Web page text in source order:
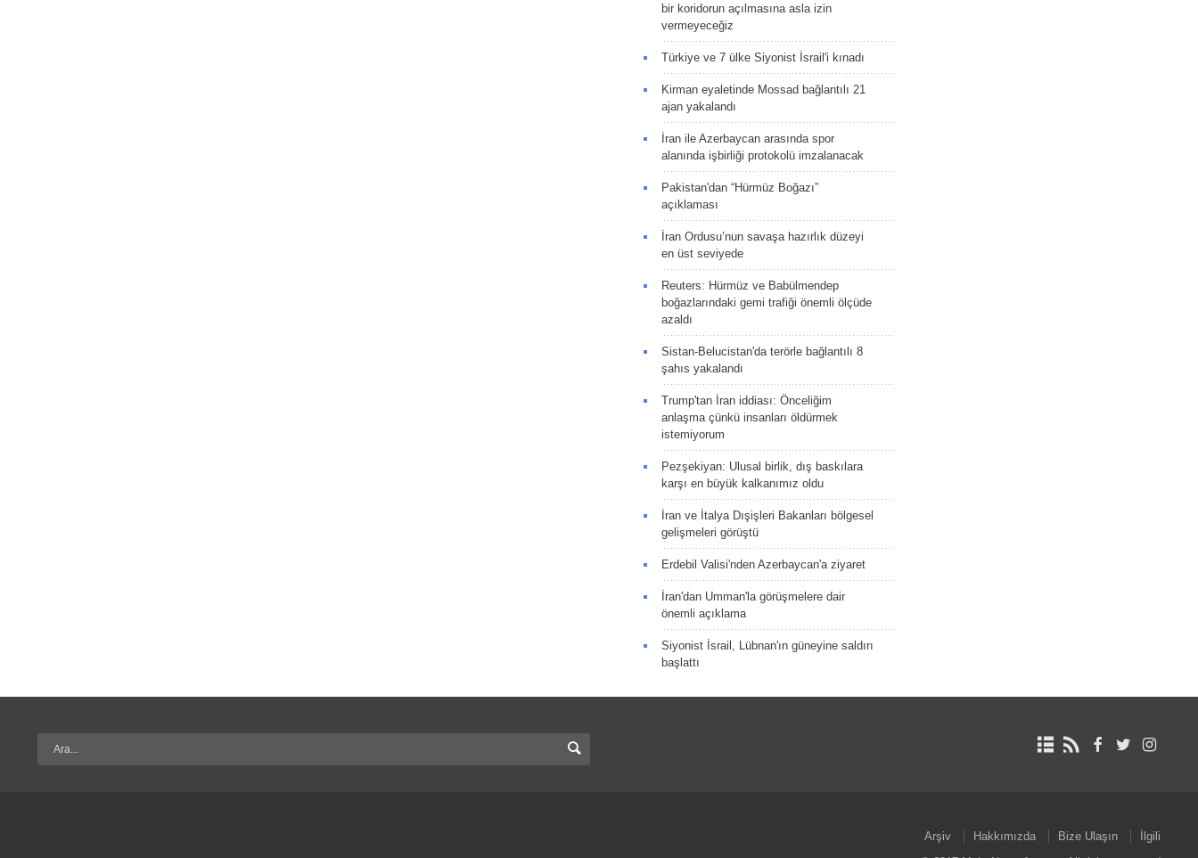
bir koridorun açılmasına asla izin
vermeyeceğiz
Türkiye ve 7 ülke Siyonist İsrail'i kınadı
Kirman eyaletinde Mossad bağlantılı 21
ajan yakalandı
İran ile Azerbaycan arasında spor
alanında işbirliği protokolü imzalanacak
Pakistan'dan “Hürmüz Boğazı”
açıklaması
İran Ordusu’nun savaşa hazırlık düzeyi
en üst seviyede
Reuters: Hürmüz ve Babülmendep
boğazlarındaki gemi trafiği önemli ölçüde
azaldı
Sistan-Belucistan'da terörle bağlantılı 8
şahıs yakalandı
Trump'tan İran iddiası: Önceliğim
anlaşma çünkü insanları öldürmek
istemiyorum
Pezşekiyan: Ulusal birlik, dış baskılara
karşı en büyük kalkanımız oldu
İran ve İtalya Dışişleri Bakanları bölgesel
gelişmeleri görüştü
Erdebil Valisi'nden Azerbaycan'a ziyaret
İran'dan Umman'la görüşmelere dair
önemli açıklama
Siyonist İsrail, Lübnan'ın güneyine saldırı
başlattı
Arşiv Hakkımızda Bize Ulaşın
İlgili